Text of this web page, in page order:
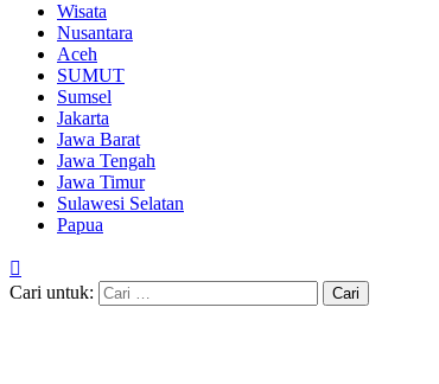
Wisata
Nusantara
Aceh
SUMUT
Sumsel
Jakarta
Jawa Barat
Jawa Tengah
Jawa Timur
Sulawesi Selatan
Papua
Cari untuk: